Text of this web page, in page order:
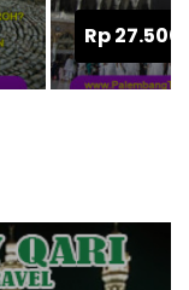
Rp